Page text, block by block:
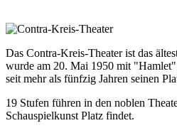
Das Contra-Kreis-Theater ist das
wurde am 20. Mai 1950 mit
seit mehr als fünfzig Jahren seinen
19 Stufen führen in den noblen
Schauspielkunst Platz findet.